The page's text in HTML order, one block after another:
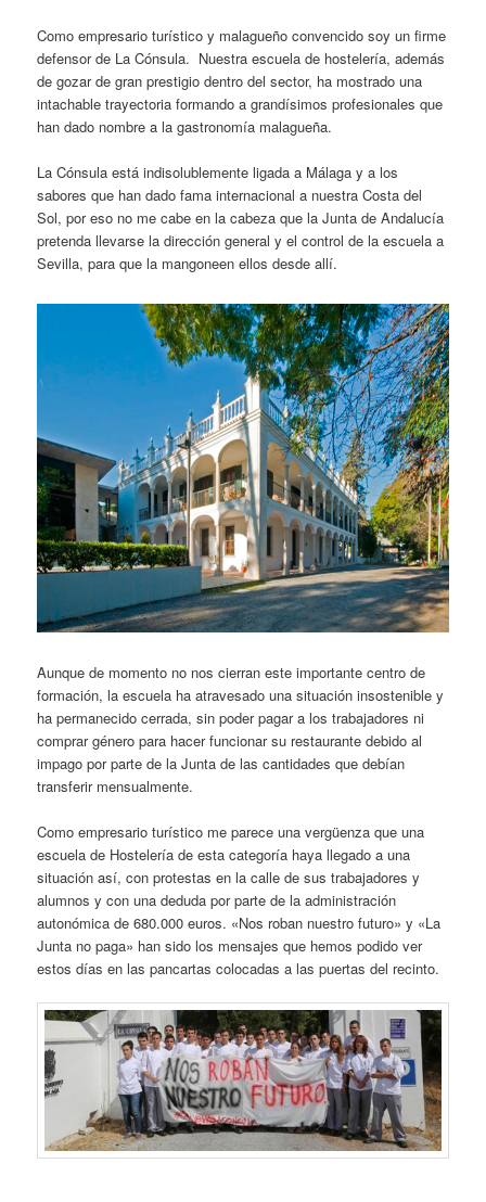
Como empresario turístico y malagueño convencido soy un firme
defensor de La Cónsula. Nuestra escuela de hostelería, además
de gozar de gran prestigio dentro del sector, ha mostrado una
intachable trayectoria formando a grandísimos profesionales que
han dado nombre a la gastronomía malagueña.
La Cónsula está indisolublemente ligada a Málaga y a los
sabores que han dado fama internacional a nuestra Costa del
Sol, por eso no me cabe en la cabeza que la Junta de Andalucía
pretenda llevarse la dirección general y el control de la escuela a
Sevilla, para que la mangoneen ellos desde allí.
Aunque de momento no nos cierran este importante centro de
formación, la escuela ha atravesado una situación insostenible y
ha permanecido cerrada, sin poder pagar a los trabajadores ni
comprar género para hacer funcionar su restaurante debido al
impago por parte de la Junta de las cantidades que debían
transferir mensualmente.
Como empresario turístico me parece una vergüenza que una
escuela de Hostelería de esta categoría haya llegado a una
situación así, con protestas en la calle de sus trabajadores y
alumnos y con una deduda por parte de la administración
autonómica de 680.000 euros. «Nos roban nuestro futuro» y «La
Junta no paga» han sido los mensajes que hemos podido ver
estos días en las pancartas colocadas a las puertas del recinto.